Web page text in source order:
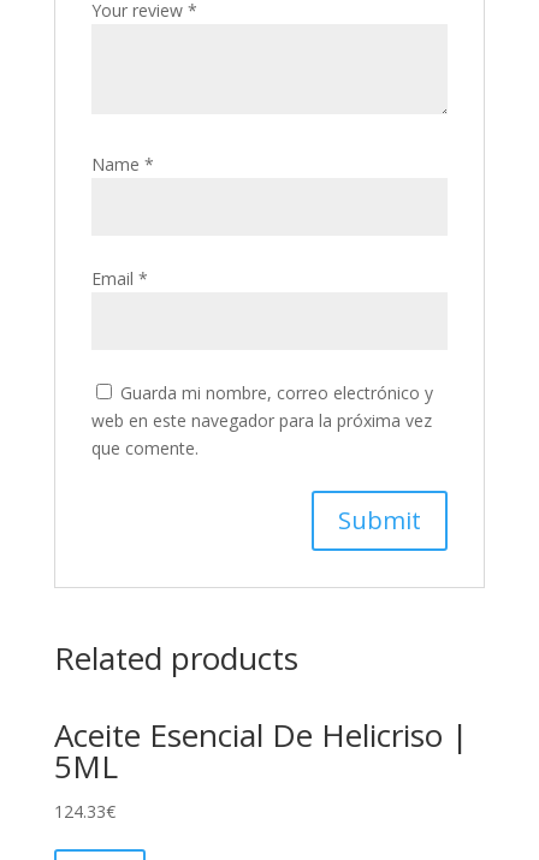
Your review *
Name *
Email *
Guarda mi nombre, correo electrónico y
web en este navegador para la próxima vez
que comente.
Related products
Aceite Esencial De Helicriso |
5ML
124.33€